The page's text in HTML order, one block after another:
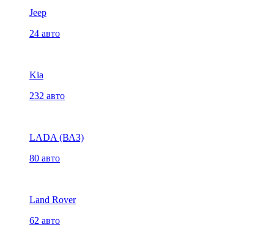
Jeep
24 авто
Kia
232 авто
LADA (ВАЗ)
80 авто
Land Rover
62 авто